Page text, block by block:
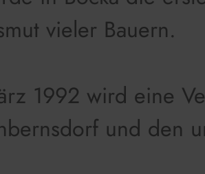
vieler Bauern.
1992 wird eine
und den